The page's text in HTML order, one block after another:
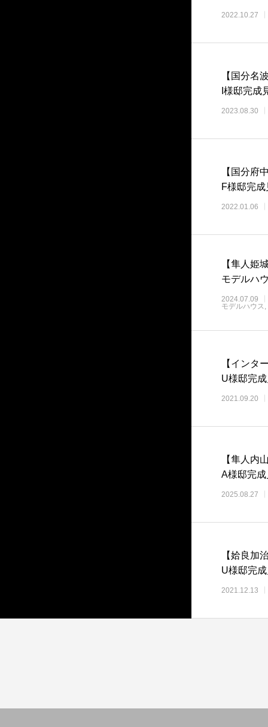
2022.10.27
【国分名
I様邸完成
2023.08.30
【国分府
F様邸完成
2022.01.06
【隼人姫
モデルハ
2024.07.09
モデルハウス
【インタ
U様邸完
2021.09.20
【隼人内
A様邸完
2025.08.27
【姶良加
U様邸完
2021.12.13